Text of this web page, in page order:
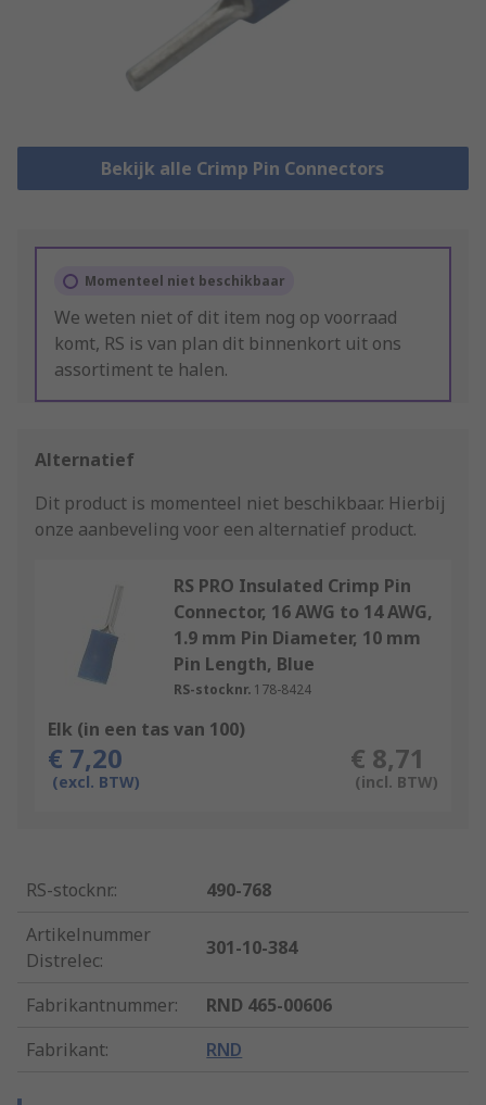
Bekijk alle Crimp Pin Connectors
Momenteel niet beschikbaar
We weten niet of dit item nog op voorraad
komt, RS is van plan dit binnenkort uit ons
assortiment te halen.
Alternatief
Dit product is momenteel niet beschikbaar. Hierbij
onze aanbeveling voor een alternatief product.
RS PRO Insulated Crimp Pin
Connector, 16 AWG to 14 AWG,
1.9 mm Pin Diameter, 10 mm
Pin Length, Blue
RS-stocknr. 178-8424
Elk (in een tas van 100)
€ 7,20
(excl. BTW)
€ 8,71
(incl. BTW)
RS-stocknr.:
490-768
Artikelnummer
Distrelec:
301-10-384
Fabrikantnummer:
RND 465-00606
Fabrikant: RND